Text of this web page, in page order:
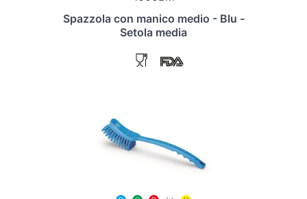
Spazzola con manico medio - Blu -
Setola media